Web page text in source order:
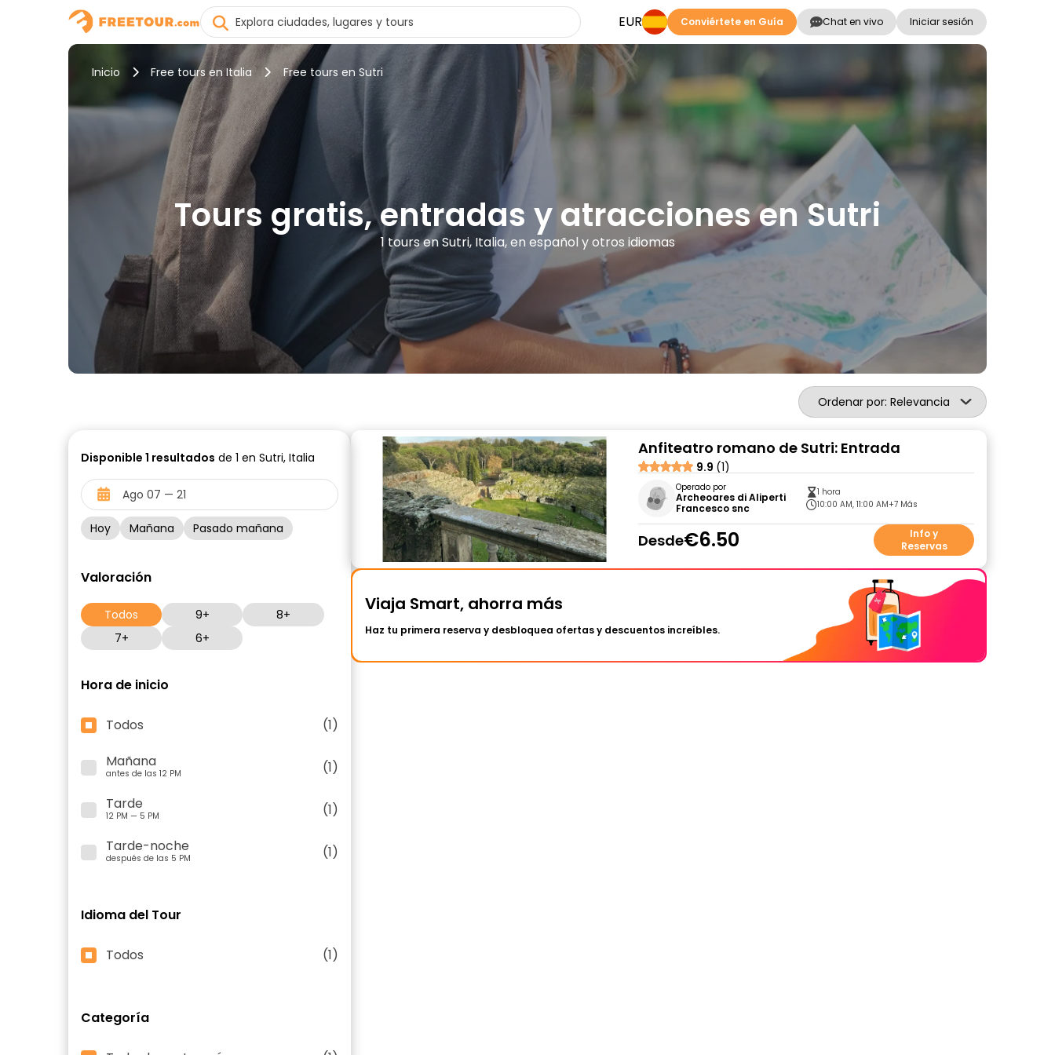
EUR Conviértete en Guía Chat en vivo Iniciar sesión
Inicio Free tours en Italia Free tours en Sutri
Tours gratis, entradas y atracciones en Sutri
1 tours en Sutri, Italia, en español y otros idiomas
Ordenar por: Relevancia
Disponible 1 resultados de 1 en Sutri, Italia
Hoy Mañana Pasado mañana
Valoración
Todos 9+
8+
7+
6+
Hora de inicio
Todos
(1)
Mañana
antes de las 12 PM
(1)
Tarde
12 PM — 5 PM
(1)
Tarde-noche
después de las 5 PM (1)
Idioma del Tour
Todos (1)
Categoría
Anfiteatro romano de Sutri: Entrada
9.9 (1)
Operado por
Archeoares di Aliperti
Francesco snc
1 hora
10:00 AM, 11:00 AM+7 Más
Desde€6.50
Info y
Reservas
Viaja Smart, ahorra más
Haz tu primera reserva y desbloquea ofertas y descuentos increíbles.